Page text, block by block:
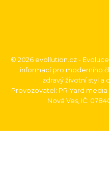
© 2026 evollution.cz -
informací pro moderního
zdravý životní styl a
Provozovatel: PR Yard media
Nová Ves, IČ: